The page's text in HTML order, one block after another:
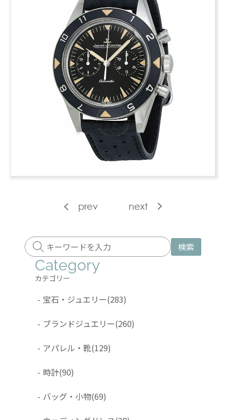
prev next
検索
Category
カテゴリー
- 宝石・ジュエリー(283)
- ブランドジュエリー(260)
- アパレル・靴(129)
- 時計(90)
- バッグ・小物(69)